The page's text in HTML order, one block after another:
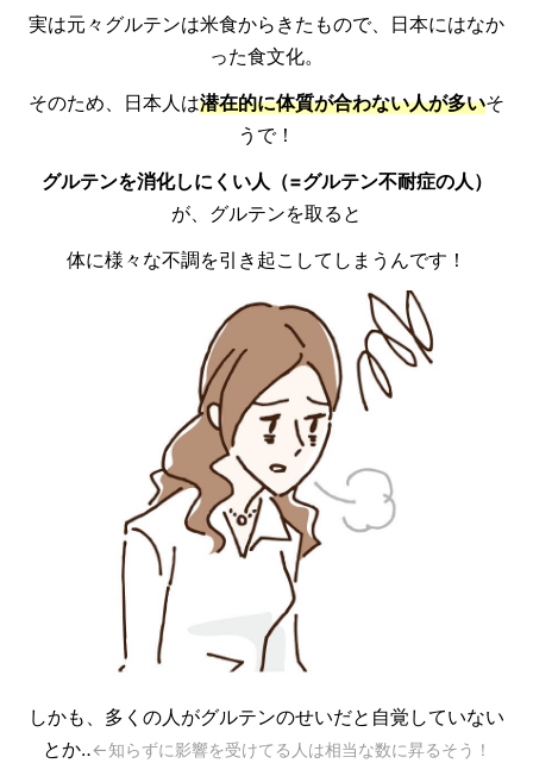
実は元々グルテンは米食からきたもので、日本にはなか
った食文化。
そのため、日本人は潜在的に体質が合わない人が多いそ
うで！
グルテンを消化しにくい人 （=グルテン不耐症の人）
が、グルテンを取ると
体に様々な不調を引き起こしてしまうんです！
しかも、多くの人がグルテンのせいだと自覚していない
とか‥←知らずに影響を受けてる人は相当な数に昇るそう！